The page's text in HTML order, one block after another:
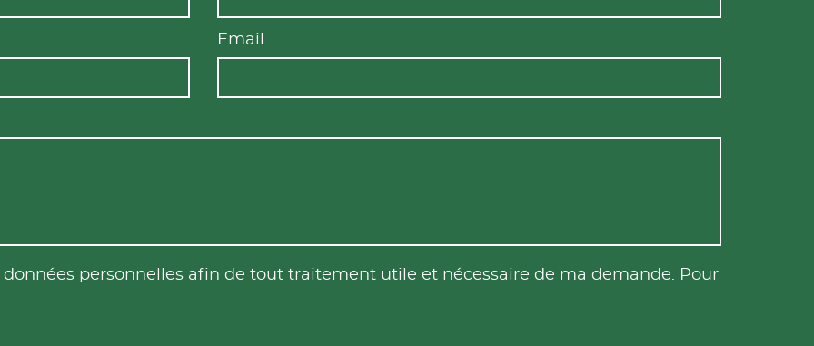
Email
données personnelles afin de tout traitement utile et nécessaire de ma demande. Pour